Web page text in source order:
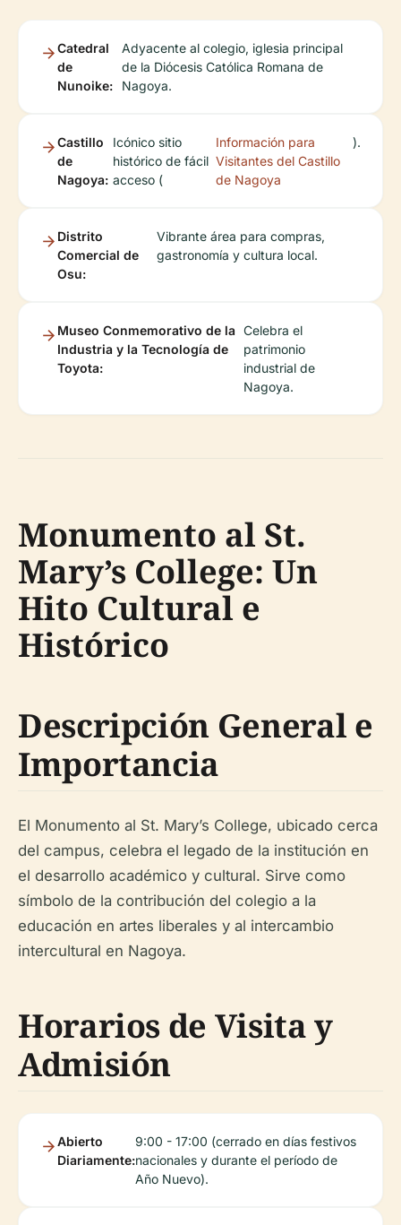
Catedral
de
Nunoike:
Adyacente al colegio, iglesia principal
de la Diócesis Católica Romana de
Nagoya.
Castillo
de
Nagoya:
Icónico sitio
histórico de fácil
acceso (
Información para
Visitantes del Castillo
de Nagoya
).
Distrito
Comercial de
Osu:
Vibrante área para compras,
gastronomía y cultura local.
Museo Conmemorativo de la
Industria y la Tecnología de
Toyota:
Celebra el
patrimonio
industrial de
Nagoya.
Monumento al St.
Mary’s College: Un
Hito Cultural e
Histórico
Descripción General e
Importancia
El Monumento al St. Mary’s College, ubicado cerca
del campus, celebra el legado de la institución en
el desarrollo académico y cultural. Sirve como
símbolo de la contribución del colegio a la
educación en artes liberales y al intercambio
intercultural en Nagoya.
Horarios de Visita y
Admisión
Abierto
Diariamente:
9:00 - 17:00 (cerrado en días festivos
nacionales y durante el período de
Año Nuevo).